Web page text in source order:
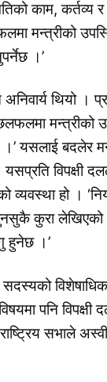
काम,
मन्त्रीको
।’
थियो ।
मन्त्रीको
यसलाई बदलेर
विपक्षी
हो ।
कुरा लेखिएको
हुनेछ ।’
पनि
सभाले